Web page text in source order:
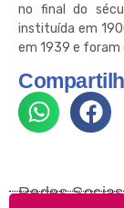
no final do
instituída em
em 1939 e foram
Redes Socias